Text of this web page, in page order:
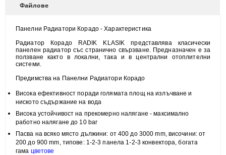
Файлове
Панелни Радиатори Корадо - Характеристика
Радиатор Корадо RADIK KLASIK представлява класически
панелен радиатор със странично свързване. Предназначен е за
ползване както в локални, така и в централни отоплителни
системи.
Предимства на Панелни Радиатори Корадо
Висока ефективност поради голямата площ на излъчване и
ниското съдържание на вода
Висока устойчивост на прекомерно налягане - максимално
работно налягане до 10 bar
Пасва на всяко място дължини: от 400 до 3000 mm, височини:от
200 до 900 mm, типове:1-2-3 панела 1-2-3 конвектора, богата
гама цветове